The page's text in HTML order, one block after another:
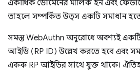
একাধিক ডোমেনের মালিক হন এবং
তাহলে সম্পর্কিত উত্স একটি সমাধান
সমস্ত WebAuthn অনুরোধে অবশ্যই একটি
আইডি (RP ID) উল্লেখ করতে হবে এবং
একক RP আইডির সাথে যুক্ত থাকে।